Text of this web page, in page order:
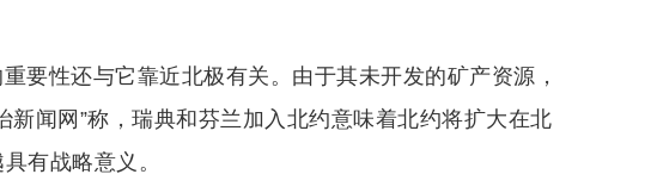
要性还与它靠近北极有关。由于其未开发的矿产资源，
闻网”称，瑞典和芬兰加入北约意味着北约将扩大在北
有战略意义。